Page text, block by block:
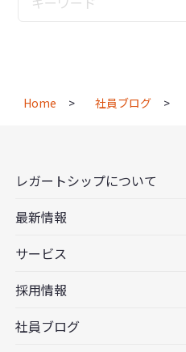
Home 社員ブログ
レガートシップについて
最新情報
サービス
採用情報
社員ブログ